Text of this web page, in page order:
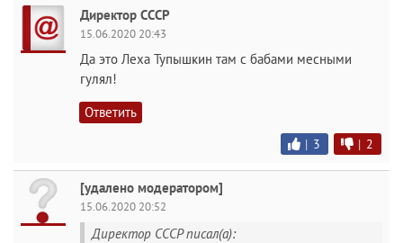
Директор СССР
15.06.2020 20:43
Да это Леха Тупышкин там с бабами месными
гулял!
Ответить
| 3 | 2
[удалено модератором]
15.06.2020 20:52
Директор СССР писал(а):